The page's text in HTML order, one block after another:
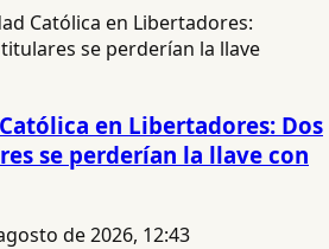
en Libertadores: Dos
se perderían la llave con
de 2026, 12:43